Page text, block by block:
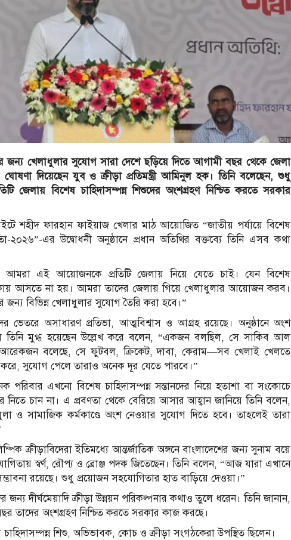
জন্য খেলাধুলার সুযোগ সারা দেশে ছড়িয়ে দিতে আগামী বছর থেকে জেলা
ঘোষণা দিয়েছেন যুব ও ক্রীড়া প্রতিমন্ত্রী আমিনুল হক। তিনি বলেছেন, শুধু
জেলায় বিশেষ চাহিদাসম্পন্ন শিশুদের অংশগ্রহণ নিশ্চিত করতে সরকার
শহীদ ফারহান ফাইয়াজ খেলার মাঠ আয়োজিত “জাতীয় পর্যায়ে বিশেষ
২০২৬”-এর উদ্বোধনী অনুষ্ঠানে প্রধান অতিথির বক্তব্যে তিনি এসব কথা
আমরা এই আয়োজনকে প্রতিটি জেলায় নিয়ে যেতে চাই। যেন বিশেষ
ঢাকায় আসতে না হয়। আমরা তাদের জেলায় গিয়ে খেলাধুলার আয়োজন করব।
বিভিন্ন খেলাধুলার সুযোগ তৈরি করা হবে।”
ভেতরে অসাধারণ প্রতিভা, আত্মবিশ্বাস ও আগ্রহ রয়েছে। অনুষ্ঠানে অংশ
তিনি মুগ্ধ হয়েছেন উল্লেখ করে বলেন, “একজন বলছিল, সে সাকিব আল
আরেকজন বলেছে, সে ফুটবল, ক্রিকেট, দাবা, কেরাম—সব খেলাই খেলতে
সুযোগ পেলে তারাও অনেক দূর যেতে পারবে।”
পরিবার এখনো বিশেষ চাহিদাসম্পন্ন সন্তানদের নিয়ে হতাশা বা সংকোচে
চান না। এ প্রবণতা থেকে বেরিয়ে আসার আহ্বান জানিয়ে তিনি বলেন,
ও সামাজিক কর্মকাণ্ডে অংশ নেওয়ার সুযোগ দিতে হবে। তাহলেই তারা
ক্রীড়াবিদেরা ইতিমধ্যে আন্তর্জাতিক অঙ্গনে বাংলাদেশের জন্য সুনাম বয়ে
স্বর্ণ, রৌপ্য ও ব্রোঞ্জ পদক জিতেছেন। তিনি বলেন, “আজ যারা এখানে
রয়েছে। শুধু প্রয়োজন সহযোগিতার হাত বাড়িয়ে দেওয়া।”
জন্য দীর্ঘমেয়াদি ক্রীড়া উন্নয়ন পরিকল্পনার কথাও তুলে ধরেন। তিনি জানান,
তাদের অংশগ্রহণ নিশ্চিত করতে সরকার কাজ করছে।
শিশু, অভিভাবক, কোচ ও ক্রীড়া সংগঠকেরা উপস্থিত ছিলেন।